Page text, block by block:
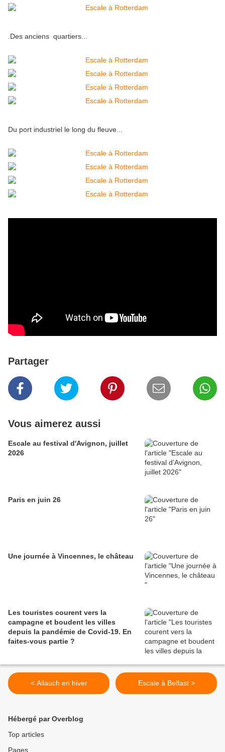
.Des anciens quartiers...
Du port industriel le long du fleuve...
Partager
Vous aimerez aussi
Escale au festival d'Avignon, juillet
2026
Paris en juin 26
Une journée à Vincennes, le château
Les touristes courent vers la
campagne et boudent les villes
depuis la pandémie de Covid‑19. En
faites‑vous partie ?
< Allauch en hiver Escale à Belfast >
Hébergé par Overblog
Top articles
Pages